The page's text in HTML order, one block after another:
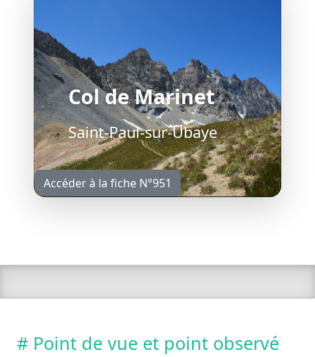
Col de Marinet
Saint-Paul-sur-Ubaye
Accéder à la fiche N°951
# Point de vue et point observé